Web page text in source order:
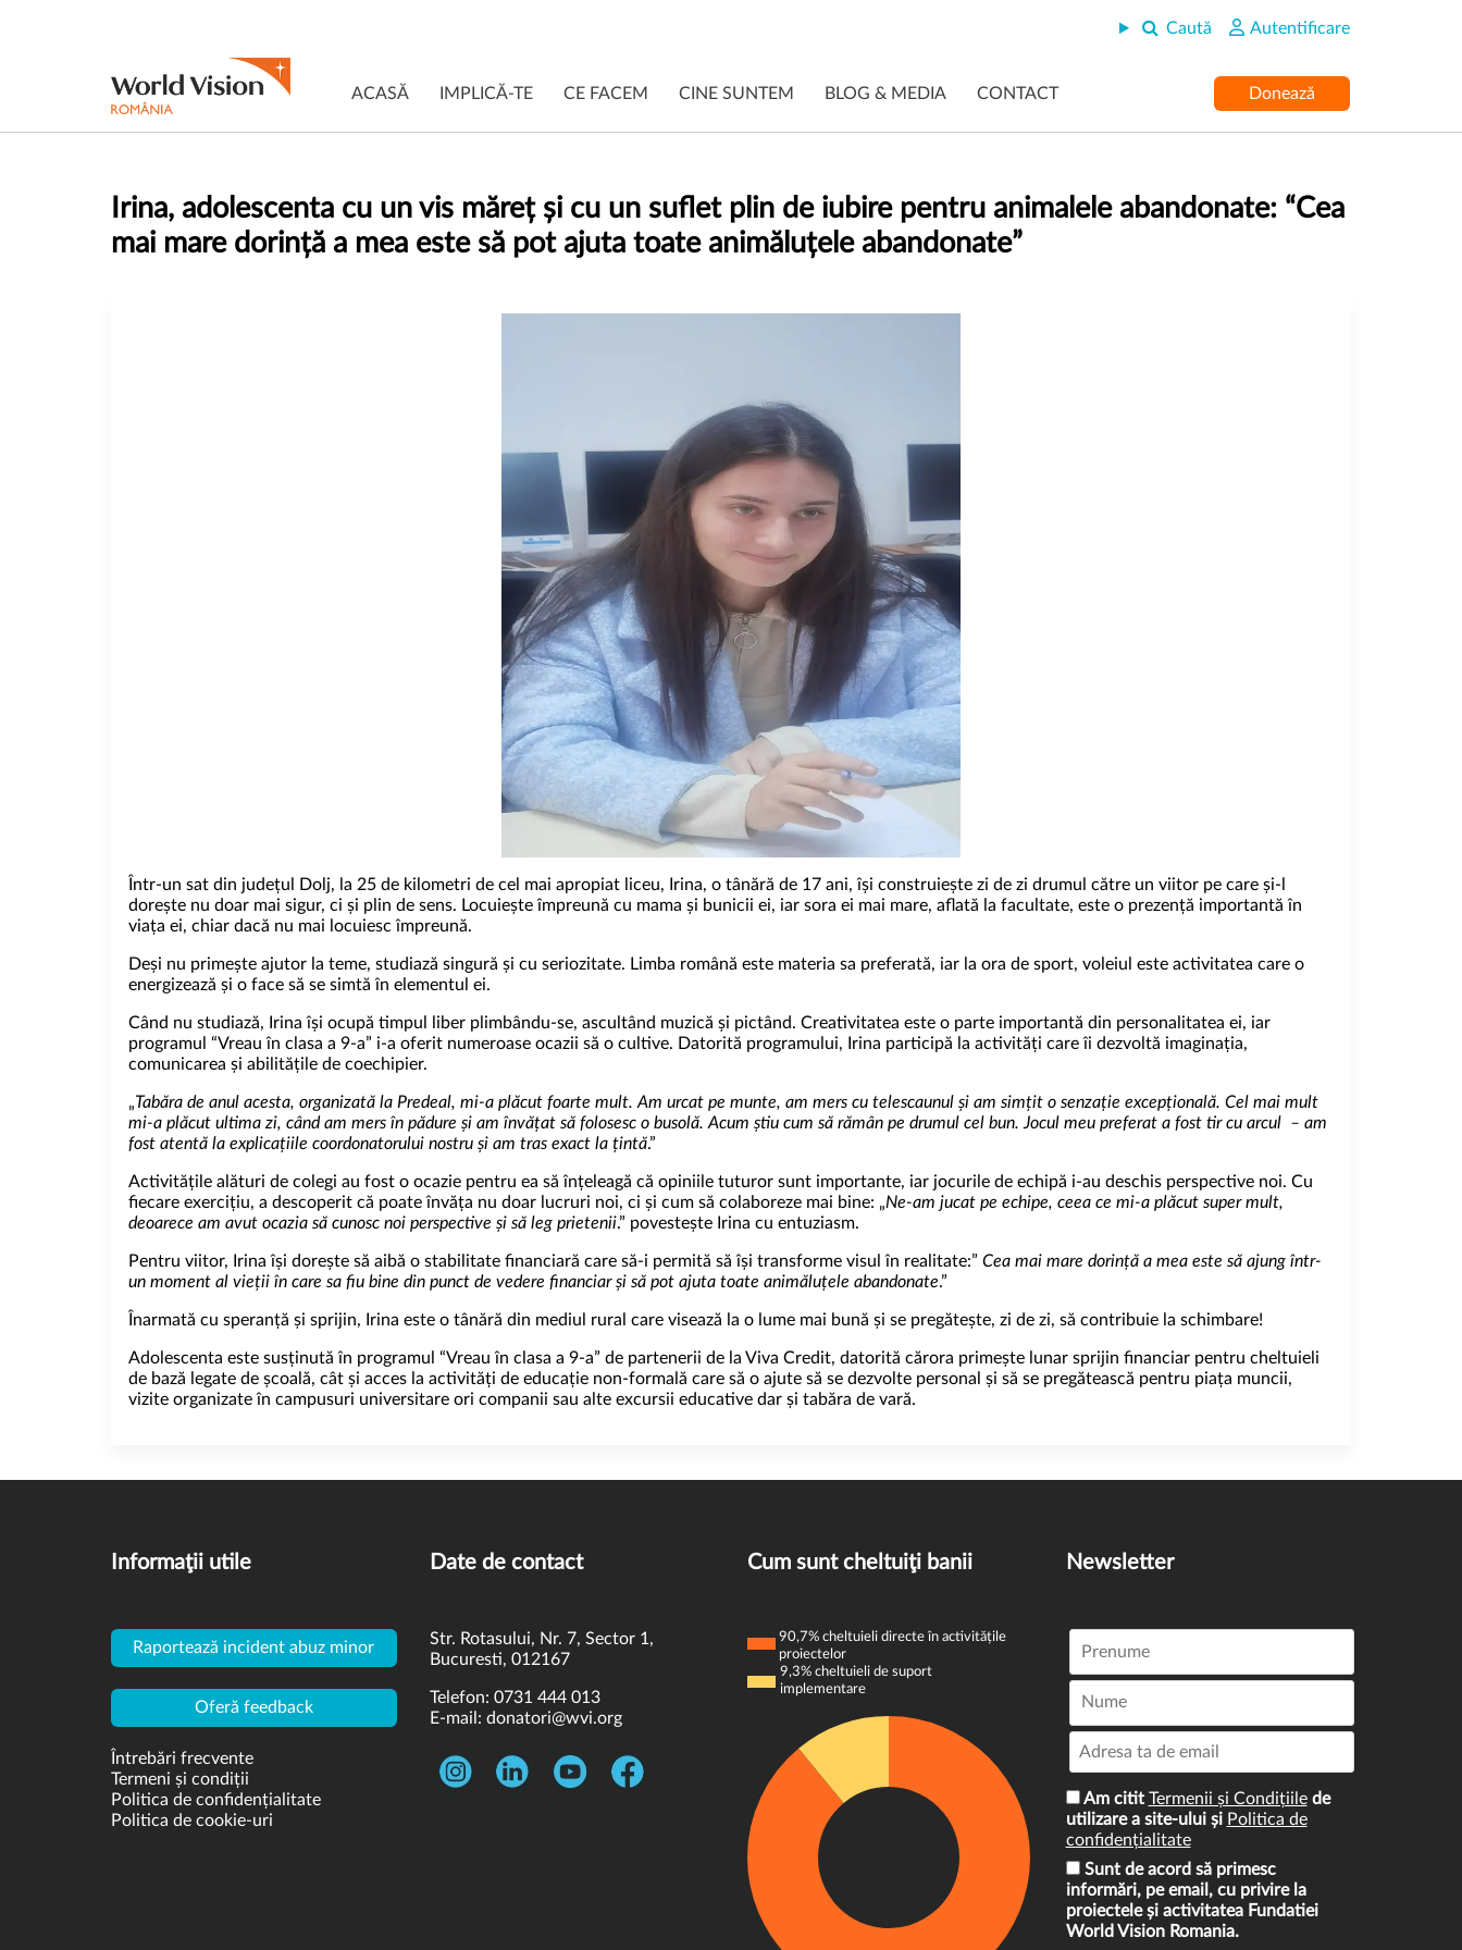
Caută Autentificare
ACASĂ IMPLICĂ-TE CE FACEM CINE SUNTEM BLOG & MEDIA CONTACT Donează
Irina, adolescenta cu un vis măreț și cu un suflet plin de iubire pentru animalele abandonate: “Cea
mai mare dorință a mea este să pot ajuta toate animăluțele abandonate”
Într-un sat din județul Dolj, la 25 de kilometri de cel mai apropiat liceu, Irina, o tânără de 17 ani, își construiește zi de zi drumul către un viitor pe care și-l
dorește nu doar mai sigur, ci și plin de sens. Locuiește împreună cu mama și bunicii ei, iar sora ei mai mare, aflată la facultate, este o prezență importantă în
viața ei, chiar dacă nu mai locuiesc împreună.
Deși nu primește ajutor la teme, studiază singură și cu seriozitate. Limba română este materia sa preferată, iar la ora de sport, voleiul este activitatea care o
energizează și o face să se simtă în elementul ei.
Când nu studiază, Irina își ocupă timpul liber plimbându-se, ascultând muzică și pictând. Creativitatea este o parte importantă din personalitatea ei, iar
programul “Vreau în clasa a 9-a” i-a oferit numeroase ocazii să o cultive. Datorită programului, Irina participă la activități care îi dezvoltă imaginația,
comunicarea și abilitățile de coechipier.
„Tabăra de anul acesta, organizată la Predeal, mi-a plăcut foarte mult. Am urcat pe munte, am mers cu telescaunul și am simțit o senzație excepțională. Cel mai mult
mi-a plăcut ultima zi, când am mers în pădure și am învățat să folosesc o busolă. Acum știu cum să rămân pe drumul cel bun. Jocul meu preferat a fost tir cu arcul – am
fost atentă la explicațiile coordonatorului nostru și am tras exact la țintă.”
Activitățile alături de colegi au fost o ocazie pentru ea să înțeleagă că opiniile tuturor sunt importante, iar jocurile de echipă i-au deschis perspective noi. Cu
fiecare exercițiu, a descoperit că poate învăța nu doar lucruri noi, ci și cum să colaboreze mai bine: „Ne-am jucat pe echipe, ceea ce mi-a plăcut super mult,
deoarece am avut ocazia să cunosc noi perspective și să leg prietenii.” povestește Irina cu entuziasm.
Pentru viitor, Irina își dorește să aibă o stabilitate financiară care să-i permită să își transforme visul în realitate:” Cea mai mare dorință a mea este să ajung într-
un moment al vieții în care sa fiu bine din punct de vedere financiar și să pot ajuta toate animăluțele abandonate.”
Înarmată cu speranță și sprijin, Irina este o tânără din mediul rural care visează la o lume mai bună și se pregătește, zi de zi, să contribuie la schimbare!
Adolescenta este susținută în programul “Vreau în clasa a 9-a” de partenerii de la Viva Credit, datorită cărora primește lunar sprijin financiar pentru cheltuieli
de bază legate de școală, cât și acces la activități de educație non-formală care să o ajute să se dezvolte personal și să se pregătească pentru piața muncii,
vizite organizate în campusuri universitare ori companii sau alte excursii educative dar și tabăra de vară.
Informaţii utile
Raportează incident abuz minor
Oferă feedback
Întrebări frecvente
Termeni și condiții
Politica de confidențialitate
Politica de cookie-uri
Date de contact
Str. Rotasului, Nr. 7, Sector 1,
Bucuresti, 012167
Telefon: 0731 444 013
E-mail: donatori@wvi.org
Cum sunt cheltuiţi banii
90,7% cheltuieli directe în activitățile
proiectelor
9,3% cheltuieli de suport
implementare
Newsletter
Am citit Termenii și Condițiilede
utilizare a site-ului și Politica de
confidențialitate
Sunt de acord să primesc
informări, pe email, cu privire la
proiectele și activitatea Fundatiei
World Vision Romania.